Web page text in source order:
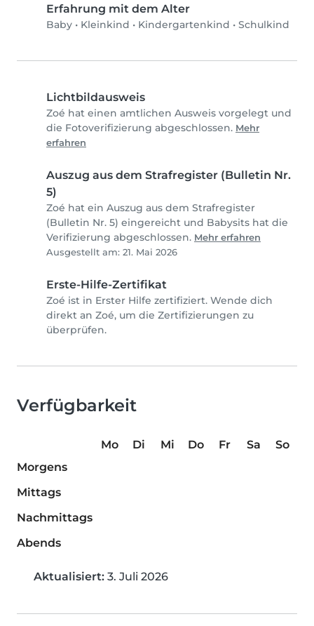
Erfahrung mit dem Alter
Baby • Kleinkind • Kindergartenkind • Schulkind
Lichtbildausweis
Zoé hat einen amtlichen Ausweis vorgelegt und
die Fotoverifizierung abgeschlossen. Mehr
erfahren
Auszug aus dem Strafregister (Bulletin Nr.
5)
Zoé hat ein Auszug aus dem Strafregister
(Bulletin Nr. 5) eingereicht und Babysits hat die
Verifizierung abgeschlossen. Mehr erfahren
Ausgestellt am: 21. Mai 2026
Erste-Hilfe-Zertifikat
Zoé ist in Erster Hilfe zertifiziert. Wende dich
direkt an Zoé, um die Zertifizierungen zu
überprüfen.
Verfügbarkeit
Mo Di Mi Do Fr Sa
So
Morgens
Mittags
Nachmittags
Abends
Aktualisiert: 3. Juli 2026